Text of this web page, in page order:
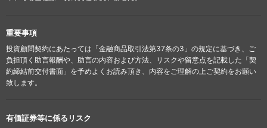
重要事項
投資顧問契約にあたっては「金融商品取引法第37条の3」の規定に基づき、ご
負担頂く助言報酬や、助言の内容および方法、リスクや留意点を記載した「契
約締結前交付書面」を予めよくお読み頂き、内容をご理解の上ご契約をお願い
致します。
有価証券等に係るリスク